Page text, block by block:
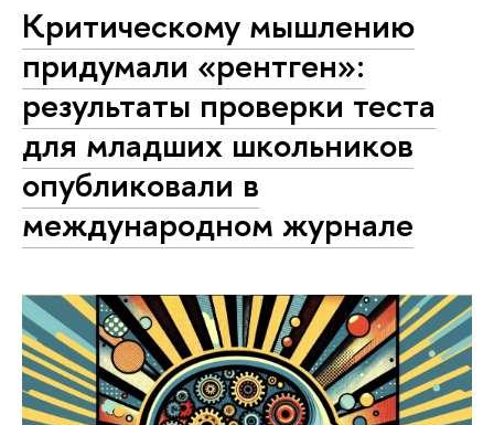
Критическому мышлению
придумали «рентген»:
результаты проверки теста
для младших школьников
опубликовали в
международном журнале